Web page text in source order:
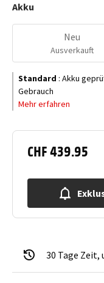
CHF 439.95
Akku
Neu
Ausverkauft
Standard : Akku
Gebrauch
Mehr erfahren
30 Tage Zeit,